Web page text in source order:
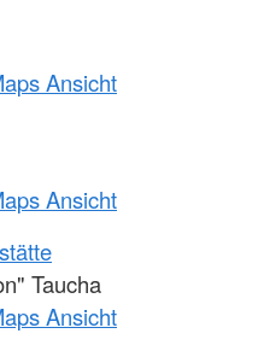
Ansicht
Ansicht
Taucha
Ansicht